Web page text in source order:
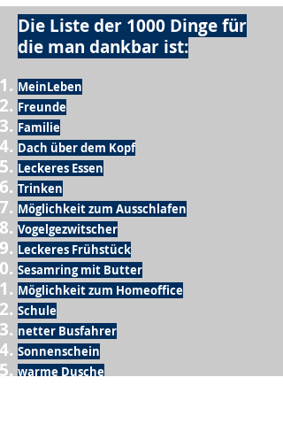
Die Liste der 1000 Dinge für
die man dankbar ist:
MeinLeben
Freunde
Familie
Dach über dem Kopf
Leckeres Essen
Trinken
Möglichkeit zum Ausschlafen
Vogelgezwitscher
Leckeres Frühstück
Sesamring mit Butter
Möglichkeit zum Homeoffice
Schule
netter Busfahrer
Sonnenschein
warme Dusche